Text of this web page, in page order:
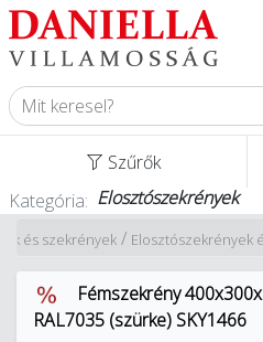
Szűrők
Kategória: Elosztószekrények
Elosztószekrények
/
és szekrények
Fémszekrény
RAL7035 (szürke) SKY1466